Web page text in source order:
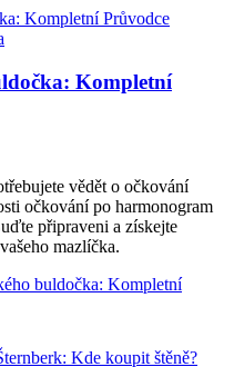
Kompletní
vědět o očkování
očkování po harmonogram
připraveni a získejte
mazlíčka.
buldočka: Kompletní